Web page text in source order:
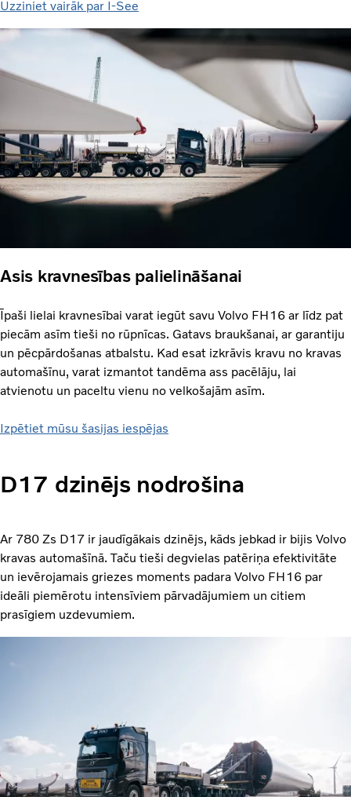
Uzziniet vairāk par I-See
Asis kravnesības palielināšanai
Īpaši lielai kravnesībai varat iegūt savu Volvo FH16 ar līdz pat
piecām asīm tieši no rūpnīcas. Gatavs braukšanai, ar garantiju
un pēcpārdošanas atbalstu. Kad esat izkrāvis kravu no kravas
automašīnu, varat izmantot tandēma ass pacēlāju, lai
atvienotu un paceltu vienu no velkošajām asīm.
Izpētiet mūsu šasijas iespējas
D17 dzinējs nodrošina
Ar 780 Zs D17 ir jaudīgākais dzinējs, kāds jebkad ir bijis Volvo
kravas automašīnā. Taču tieši degvielas patēriņa efektivitāte
un ievērojamais griezes moments padara Volvo FH16 par
ideāli piemērotu intensīviem pārvadājumiem un citiem
prasīgiem uzdevumiem.